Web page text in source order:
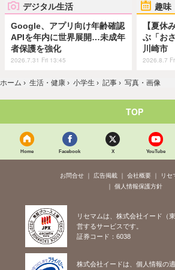
デジタル生活
Google、アプリ向け年齢確認
APIを年内に世界展開…未成年
者保護を強化
2026.7.31 Fri 13:45
趣味
【夏休
ぶ「お
川崎市
2026.8.7
ホーム › 生活・健康 › 小学生 › 記事 › 写真・画像
TOP
Home Facebook X YouTube
お問合せ 広告掲載 会社概要
リセ
個人情報保護方針
リセマムは、株式会社イード（
営するサービスです。
証券コード：6038
株式会社イードは、個人情報の